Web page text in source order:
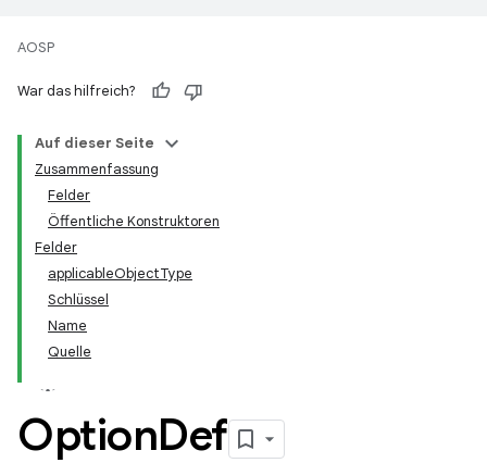
AOSP
War das hilfreich?
Auf dieser Seite
Zusammenfassung
Felder
Öffentliche Konstruktoren
Felder
applicableObjectType
Schlüssel
Name
Quelle
OptionDef